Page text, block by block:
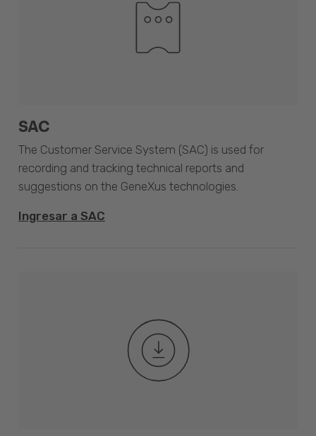
SAC
The Customer Service System (SAC) is used for
recording and tracking technical reports and
suggestions on the GeneXus technologies.
Ingresar a SAC